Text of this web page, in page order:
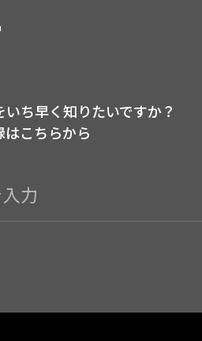
ち早く知りたいですか？
こちらから